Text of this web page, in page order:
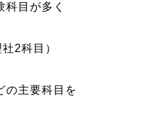
科目が多く
2科目）
の主要科目を